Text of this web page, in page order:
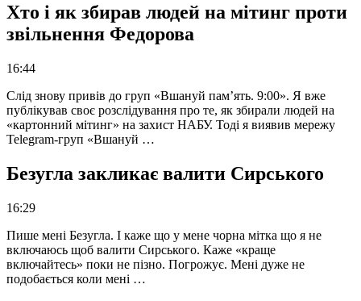
Хто і як збирав людей на мітинг проти
звільнення Федорова
16:44
Слід знову привів до груп «Вшануй пам’ять. 9:00». Я вже
публікував своє розслідування про те, як збирали людей на
«картонний мітинг» на захист НАБУ. Тоді я виявив мережу
Telegram-груп «Вшануй …
Безугла закликає валити Сирського
16:29
Пише мені Безугла. І каже що у мене чорна мітка що я не
включаюсь щоб валити Сирського. Каже «краще
включайтесь» поки не пізно. Погрожує. Мені дуже не
подобається коли мені …